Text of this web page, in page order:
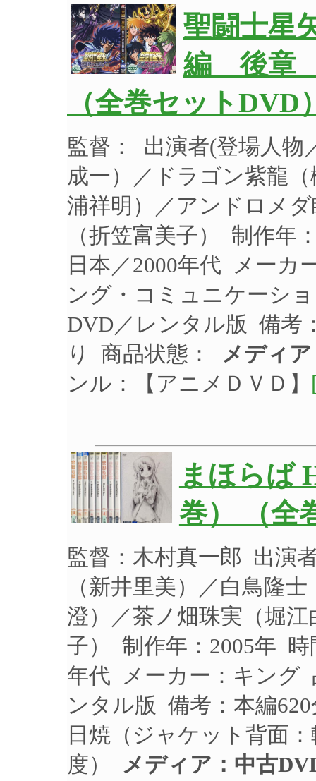
聖闘士星
編 後章
（全巻セットDVD
監督： 出演者(登場人物
成一）／ドラゴン紫龍
浦祥明）／アンドロメ
（折笠富美子） 制作年
日本／2000年代 メーカ
ング・コミュニケーシ
DVD／レンタル版 備考
り 商品状態：
メディ
ンル：【アニメＤＶＤ】
まほらば
巻） （全
監督：木村真一郎 出演
（新井里美）／白鳥隆
澄）／茶ノ畑珠実（堀
子） 制作年：2005年 時
年代 メーカー：キング
ンタル版 備考：本編
日焼（ジャケット背面
度）
メディア：中古